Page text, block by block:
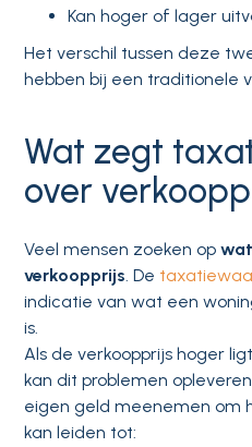
Kan hoger of lager
Het verschil tussen deze
hebben bij een traditionele
Wat zegt
over
Veel mensen zoeken op
verkoopprijs. De
indicatie van wat een
is.
Als de verkoopprijs hoger
kan dit problemen
eigen geld meenemen om
kan leiden tot: